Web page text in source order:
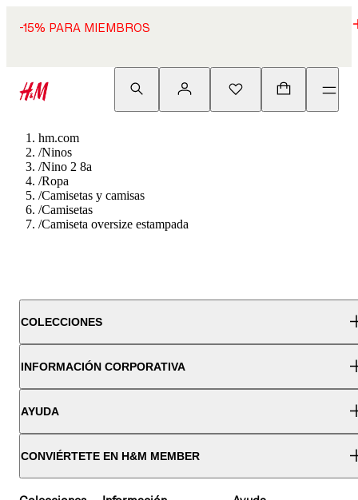
-15% PARA MIEMBROS
hm.com
/Ninos
/Nino 2 8a
/Ropa
/Camisetas y camisas
/Camisetas
/Camiseta oversize estampada
COLECCIONES
INFORMACIÓN CORPORATIVA
AYUDA
CONVIÉRTETE EN H&M MEMBER